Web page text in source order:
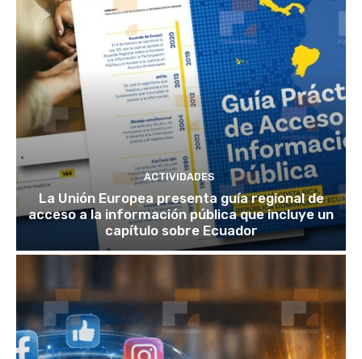
ACTIVIDADES
La Unión Europea presenta guía regional de
acceso a la información pública que incluye un
capítulo sobre Ecuador